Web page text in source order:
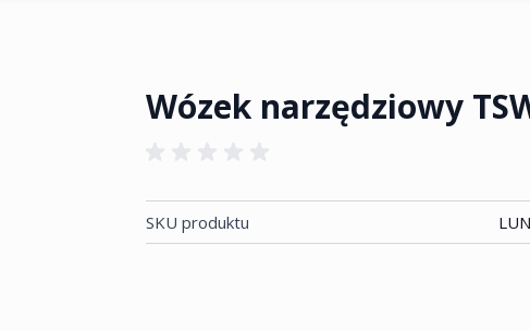
Wózek narzędziowy
SKU produktu